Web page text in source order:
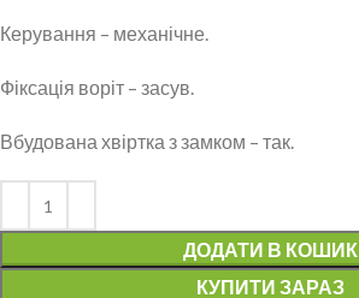
Керування – механічне.
Фіксація воріт – засув.
Вбудована хвіртка з замком – так.
ДОДАТИ В КОШИК
КУПИТИ ЗАРАЗ